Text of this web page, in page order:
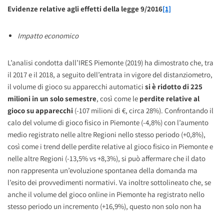
Evidenze relative agli effetti della legge 9/2016[1]
Impatto economico
L’analisi condotta dall’IRES Piemonte (2019) ha dimostrato che, tra
il 2017 e il 2018, a seguito dell’entrata in vigore del distanziometro,
il volume di gioco su apparecchi automatici si è ridotto di 225
milioni in un solo semestre, così come le perdite relative al
gioco su apparecchi (-107 milioni di €, circa 28%). Confrontando il
calo del volume di gioco fisico in Piemonte (-4,8%) con l’aumento
medio registrato nelle altre Regioni nello stesso periodo (+0,8%),
così come i trend delle perdite relative al gioco fisico in Piemonte e
nelle altre Regioni (-13,5% vs +8,3%), si può affermare che il dato
non rappresenta un’evoluzione spontanea della domanda ma
l’esito dei provvedimenti normativi. Va inoltre sottolineato che, se
anche il volume del gioco online in Piemonte ha registrato nello
stesso periodo un incremento (+16,9%), questo non solo non ha